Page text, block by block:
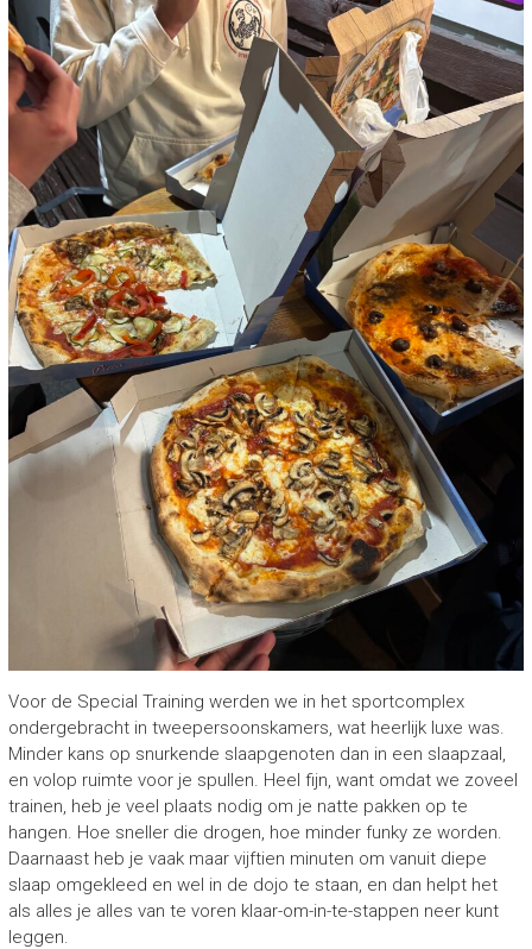
Voor de Special Training werden we in het sportcomplex
ondergebracht in tweepersoonskamers, wat heerlijk luxe was.
Minder kans op snurkende slaapgenoten dan in een slaapzaal,
en volop ruimte voor je spullen. Heel fijn, want omdat we zoveel
trainen, heb je veel plaats nodig om je natte pakken op te
hangen. Hoe sneller die drogen, hoe minder funky ze worden.
Daarnaast heb je vaak maar vijftien minuten om vanuit diepe
slaap omgekleed en wel in de dojo te staan, en dan helpt het
als alles je alles van te voren klaar-om-in-te-stappen neer kunt
leggen.